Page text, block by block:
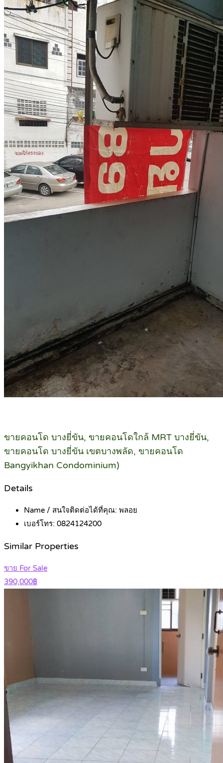
ขายคอนโด บางยี่ขัน, ขายคอนโดใกล้ MRT บางยี่ขัน,
ขายคอนโด บางยี่ขัน เขตบางพลัด, ขายคอนโด
Bangyikhan Condominium)
Details
Name / สนใจติดต่อได้ที่คุณ: พลอย
เบอร์โทร: 0824124200
Similar Properties
ขาย For Sale
390,000฿